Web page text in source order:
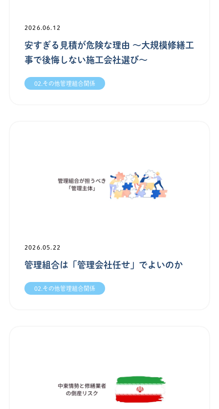
2026.06.12
安すぎる見積が危険な理由 ～大規模修繕工
事で後悔しない施工会社選び～
02.その他管理組合関係
2026.05.22
管理組合は「管理会社任せ」でよいのか
02.その他管理組合関係